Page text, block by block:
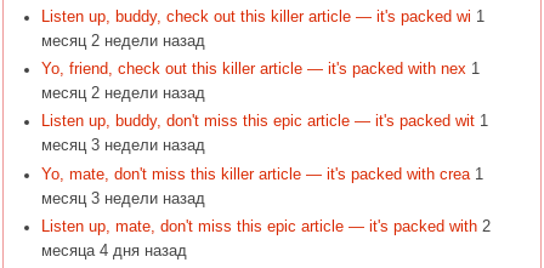
Listen up, buddy, check out this killer article — it's packed wi 1
месяц 2 недели назад
Yo, friend, check out this killer article — it's packed with nex 1
месяц 2 недели назад
Listen up, buddy, don't miss this epic article — it's packed wit 1
месяц 3 недели назад
Yo, mate, don't miss this killer article — it's packed with crea 1
месяц 3 недели назад
Listen up, mate, don't miss this epic article — it's packed with 2
месяца 4 дня назад